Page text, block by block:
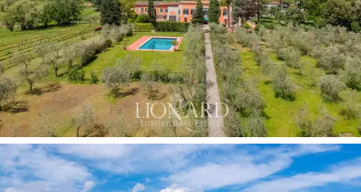
típicamente "a la italiana", alrededor de 22 hectáreas de
terreno y una piscina inmersa entre los olivos,
verdadero oasis de relax en total privacidad. Los
cultivos incluyen, además del olivar, árboles frutales, un
pequeño viñedo y un huerto.